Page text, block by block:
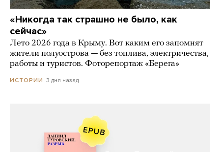
«Никогда так страшно не было, как
сейчас»
Лето 2026 года в Крыму. Вот каким его запомнят
жители полуострова — без топлива, электричества,
работы и туристов. Фоторепортаж «Берега»
ИСТОРИИ 3 дня назад